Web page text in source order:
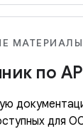
МАТЕРИАЛЫ
по
для